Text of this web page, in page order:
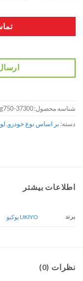
شناسه محصول:37300-2g750
دسته: بر اساس نوع خودرو,
اطلاعات بیشتر
برند UKIYO یوکیو
نظرات (0)